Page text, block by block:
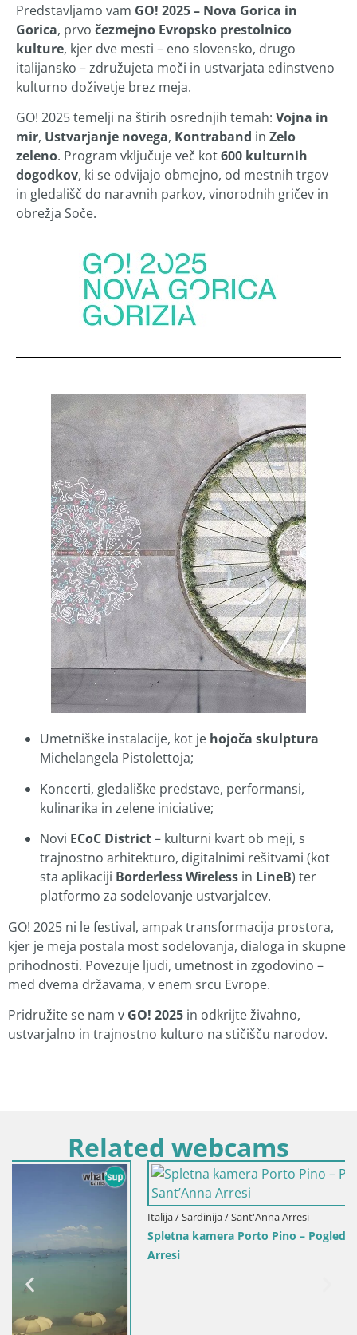
Predstavljamo vam GO! 2025 – Nova Gorica in
Gorica, prvo čezmejno Evropsko prestolnico
kulture, kjer dve mesti – eno slovensko, drugo
italijansko – združujeta moči in ustvarjata edinstveno
kulturno doživetje brez meja.
GO! 2025 temelji na štirih osrednjih temah: Vojna in
mir, Ustvarjanje novega, Kontraband in Zelo
zeleno. Program vključuje več kot600 kulturnih
dogodkov, ki se odvijajo obmejno, od mestnih trgov
in gledališč do naravnih parkov, vinorodnih gričev in
obrežja Soče.
Umetniške instalacije, kot je hojoča skulptura
Michelangela Pistolettoja;
Koncerti, gledališke predstave, performansi,
kulinarika in zelene iniciative;
Novi ECoC District– kulturni kvart ob meji, s
trajnostno arhitekturo, digitalnimi rešitvami (kot
sta aplikaciji Borderless Wireless in LineB) ter
platformo za sodelovanje ustvarjalcev.
GO! 2025 ni le festival, ampak transformacija prostora,
kjer je meja postala most sodelovanja, dialoga in skupne
prihodnosti. Povezuje ljudi, umetnost in zgodovino –
med dvema državama, v enem srcu Evrope.
Pridružite se nam v GO! 2025 in odkrijte živahno,
ustvarjalno in trajnostno kulturo na stičišču narodov.
Related webcams
Italija / Sardinija / Sant'Anna Arresi
Spletna kamera Porto Pino – Pogled v živo iz Sant’Anna
Arresi